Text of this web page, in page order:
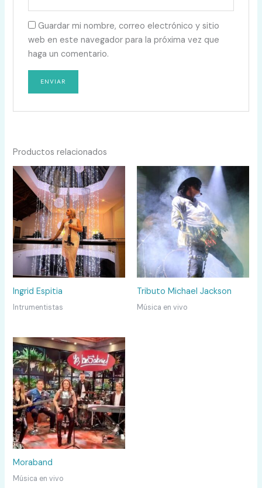
Guardar mi nombre, correo electrónico y sitio
web en este navegador para la próxima vez que
haga un comentario.
Productos relacionados
Ingrid Espitia
Intrumentistas
Tributo Michael Jackson
Música en vivo
Moraband
Música en vivo